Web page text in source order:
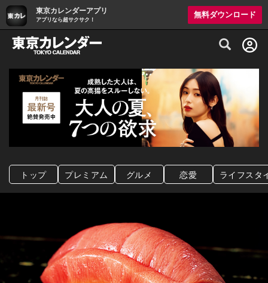
東京カレンダーアプリ
アプリなら超サクサク！
無料ダウンロード
グルメ情報・プレミアムレストラン予約
トップ プレミアム グルメ 恋愛 ライフスタ